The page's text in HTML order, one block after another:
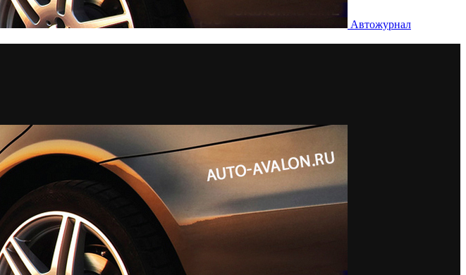
Автожурнал